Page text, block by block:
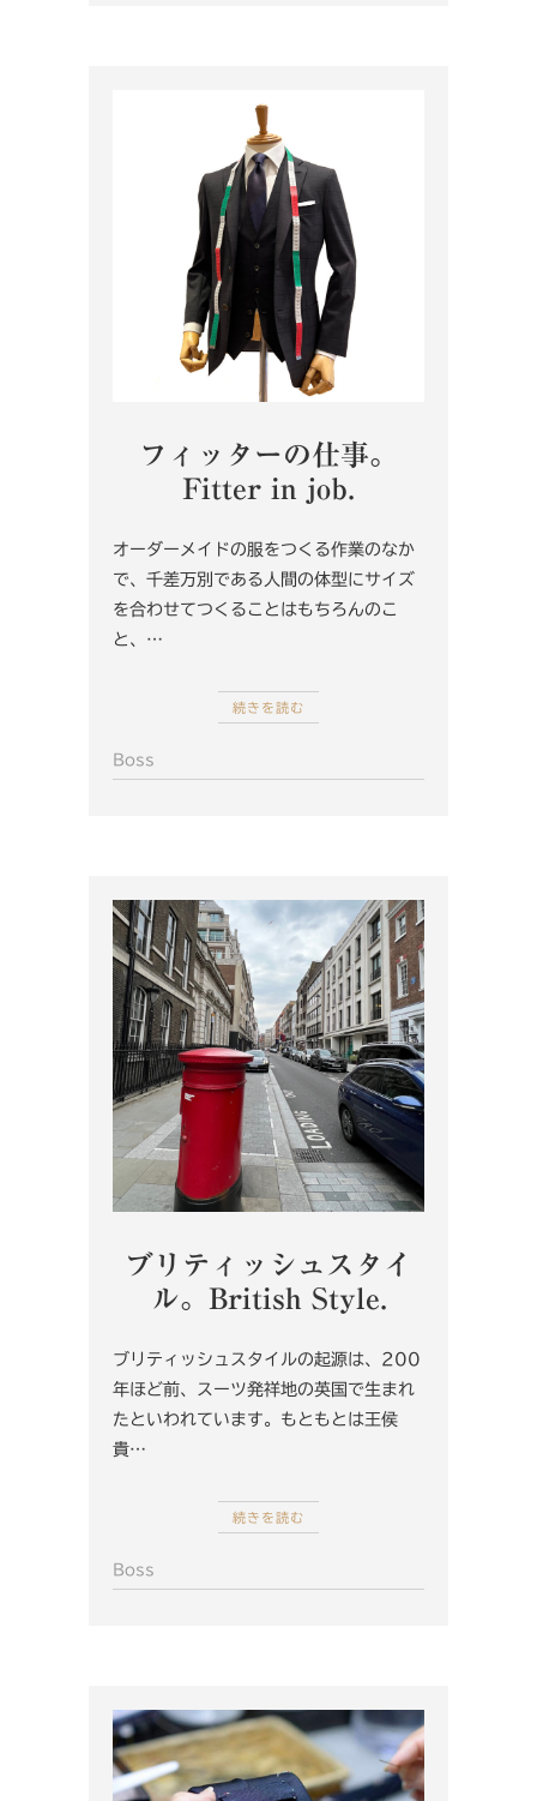
フィッターの仕事。
Fitter in job.
オーダーメイドの服をつくる作業のなか
で、千差万別である人間の体型にサイズ
を合わせてつくることはもちろんのこ
と、…
続きを読む
Boss
ブリティッシュスタイ
ル。British Style.
ブリティッシュスタイルの起源は、200
年ほど前、スーツ発祥地の英国で生まれ
たといわれています。もともとは王侯
貴…
続きを読む
Boss